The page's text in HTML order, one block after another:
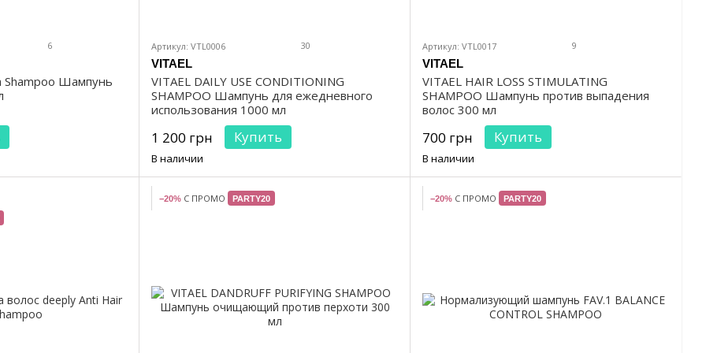
6
Shampoo Шампунь
Артикул: VTL0006 30
VITAEL
VITAEL DAILY USE CONDITIONING
SHAMPOO Шампунь для ежедневного
использования 1000 мл
1 200 грн Купить
В наличии
Артикул: VTL0017 9
VITAEL
VITAEL HAIR LOSS STIMULATING
SHAMPOO Шампунь против выпадения
волос 300 мл
700 грн Купить
В наличии
−20% С ПРОМО PARTY20 −20% С ПРОМО PARTY20